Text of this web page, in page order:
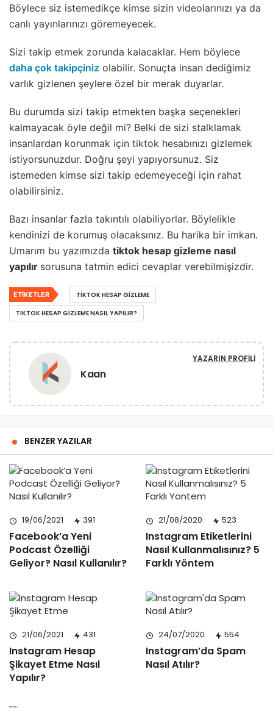
Böylece siz istemedikçe kimse sizin videolarınızı ya da
canlı yayınlarınızı göremeyecek.
Sizi takip etmek zorunda kalacaklar. Hem böylece
daha çok takipçiniz olabilir. Sonuçta insan dediğimiz
varlık gizlenen şeylere özel bir merak duyarlar.
Bu durumda sizi takip etmekten başka seçenekleri
kalmayacak öyle değil mi? Belki de sizi stalklamak
insanlardan korunmak için tiktok hesabınızı gizlemek
istiyorsunuzdur. Doğru şeyi yapıyorsunuz. Siz
istemeden kimse sizi takip edemeyeceği için rahat
olabilirsiniz.
Bazı insanlar fazla takıntılı olabiliyorlar. Böylelikle
kendinizi de korumuş olacaksınız. Bu harika bir imkan.
Umarım bu yazımızda tiktok hesap gizleme nasıl
yapılır sorusuna tatmin edici cevaplar verebilmişizdir.
ETIKETLER
TIKTOK HESAP GIZLEME
TIKTOK HESAP GIZLEME NASIL YAPILIR?
Kaan
YAZARIN PROFILI
BENZER YAZILAR
19/06/2021 391
Facebook’a Yeni
Podcast Özelliği
Geliyor? Nasıl Kullanılır?
21/08/2020 523
Instagram Etiketlerini
Nasıl Kullanmalısınız? 5
Farklı Yöntem
21/06/2021 431
Instagram Hesap
Şikayet Etme Nasıl
Yapılır?
24/07/2020 554
Instagram’da Spam
Nasıl Atılır?